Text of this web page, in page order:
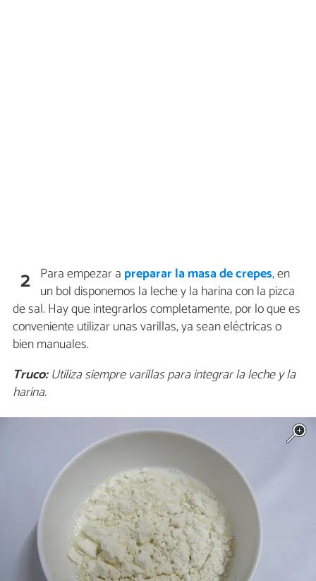
2 Para empezar a preparar la masa de crepes, en
un bol disponemos la leche y la harina con la pizca
de sal. Hay que integrarlos completamente, por lo que es
conveniente utilizar unas varillas, ya sean eléctricas o
bien manuales.
Truco:Utiliza siempre varillas para integrar la leche y la
harina.